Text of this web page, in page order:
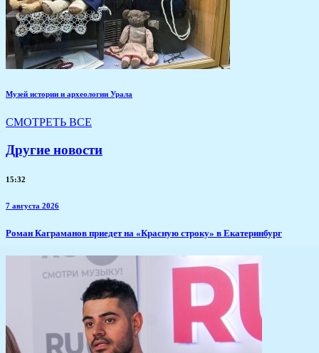
Музей истории и археологии Урала
СМОТРЕТЬ ВСЕ
Другие новости
15:32
7 августа 2026
​Роман Каграманов приедет на «Красную строку» в Екатеринбург